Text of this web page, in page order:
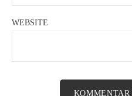
WEBSITE